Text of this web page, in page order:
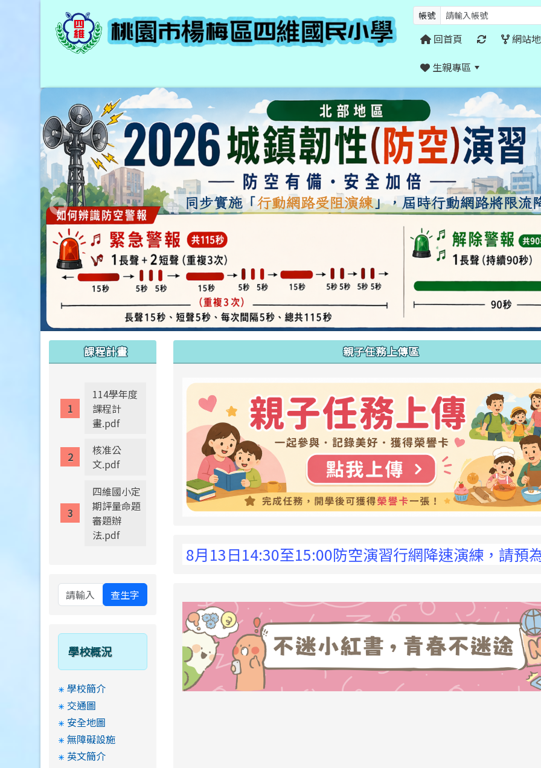
帳號
回首頁 網站
生親專區
親子任務上傳區
8月13日14:30至15:00防空演習行網降速演練，請預為因應，詳
link to https://eliteracy.edu.tw/
課程計畫
114學年度
課程計
畫.pdf
核准公
文.pdf
四維國小定
期評量命題
審題辦
法.pdf
查生字
學校概況
學校簡介
交通圖
安全地圖
無障礙設施
英文簡介